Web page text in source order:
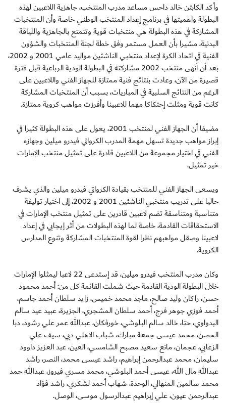
وأكد الكابتن خالد داحس مساعد مدرب المنتخب، جاهزية اللاعبين لهذه
البطولة واهميتها في برنامج إعداد المنتخب الوطني خاصة وأن المنتخبات
المشاركة في هذه البطولة هي منتخبات قوية وتتمتع بالجاهزية واللياقة
البدنية، مشيرا بأن العمل مستمر وفق خطة لجنة المنتخبات والشؤون
الفنية في اتحاد الكرة لإعداد منتخبي الناشئين مواليد عامي 2001 و 2002،
بعد أن أنهى منتخب 2002 مشاركته في البطولة الودية الرباعية قبل فترة
قصيرة من الآن، وعادت بنتائج فنية ممتازة للجهاز الفني واللاعبين على
الرغم من النتائج السلبية في المباريات، بسبب أن المنتخبات المشاركة
كانت قوية ومثلت إحتكاكا مهما للاعبينا وأفرزت مواهب كروية ممتازة.
مضيفا أن الجهاز الفني لمنتخب 2001، يعول على هذه البطولة كثيرا في
إبراز مواهب جديدة تسهل مهمة المدرب الكرواتي فيدرو ميلين وجهازه
الفني في اختيار مجموعة من اللاعبين قادرة على تمثيل منتخب الإمارات
خير تمثيل.
ويسعى الجهاز الفني للمنتخب بقيادة الكرواتي فيدرو ميلين والذي يشرف
حاليا على تدريب منتخبي الناشئين 2001 و 2002، إلى اختيار توليفة
متناسبة ومتناسقة تضم لاعبين قادرين على تمثيل منتخب الإمارات في
الاستحقاقات القادمة، خاصة لما لهذه البطولات من أثر إيجابي في إعداد
لاعبينا وصقل مواهبهم نظرا لقوة المنتخبات المشاركة وتنوع المدارس
الكروية.
وكان مدرب المنتخب فيدرو ميلين، قد إستدعى 22 لاعبا ليمثلوا الإمارات
خلال البطولة الودية القادمة حيث شملت القائمة كل من: أحمد محمود
حسن، راكان وليد صالح، ماجد محمد خميس، زايد سلطان أحمد جاسم،
أحمد فوزي جوهر فرج، أحمد سلطان المشجري، الجزيرة، عبيد عيد سالم
البدواوي، حتا، خالد سالم البلوشي، خورفكان، عبدالله عمر علي رشود، دبا
الحصن، محمد عيسى جمعة مبارك، شباب الاهلي دبي، سيف علي
الزعابي، عجمان، مانع سعيد مصبح الشامسي، العين، عبد العزيز داوود
سليمان، محمد عبدالرحمن إبراهيم، راشد عيسى محمد، النصر، راشد
عبدالله مال الله، عيسى أحمد البلوشي، محمد مسري فيروز، عبدالله حمد
محمد سالمين المنهالي، الوحدة، شهاب أحمد لشكري، راشد فؤاد
عبدالرحمن عيون، علي إبراهيم عبدالرسول موسى، الوصل.